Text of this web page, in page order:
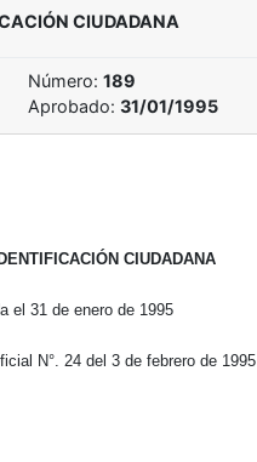
CIUDADANA
Número: 189
Aprobado: 31/01/1995
CIUDADANA
el 31 de enero de 1995
N°. 24 del 3 de febrero de 1995